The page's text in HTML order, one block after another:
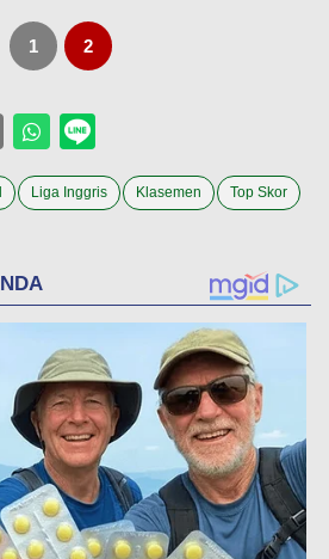
1 2
Liga Inggris Klasemen Top Skor